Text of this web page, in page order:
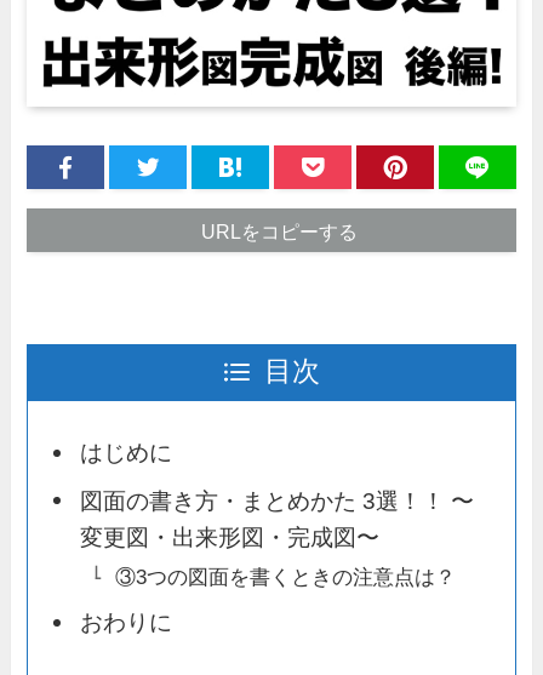
URLをコピーする
目次
はじめに
図面の書き方・まとめかた 3選！！ 〜
変更図・出来形図・完成図〜
③3つの図面を書くときの注意点は？
おわりに